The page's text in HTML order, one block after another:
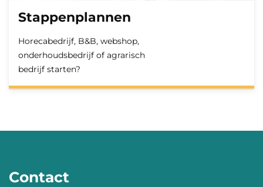
Stappenplannen
Horecabedrijf, B&B, webshop,
onderhoudsbedrijf of agrarisch
bedrijf starten?
Contact